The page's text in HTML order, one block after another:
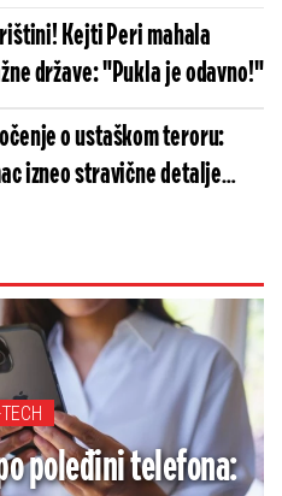
Kejti Peri mahala
države: "Pukla je odavno!"
o ustaškom teroru:
izneo stravične detalje
poleđini telefona: